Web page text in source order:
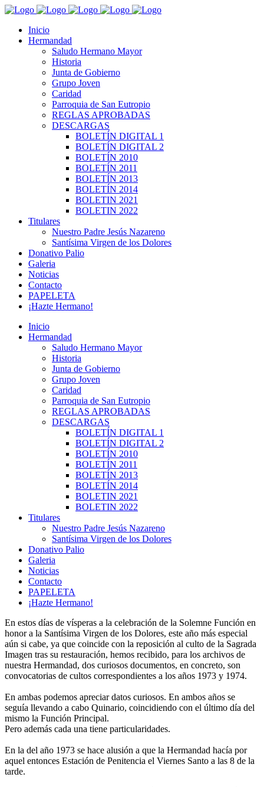
Inicio
Hermandad
Saludo Hermano Mayor
Historia
Junta de Gobierno
Grupo Joven
Caridad
Parroquia de San Eutropio
REGLAS APROBADAS
DESCARGAS
BOLETÍN DIGITAL 1
BOLETÍN DIGITAL 2
BOLETÍN 2010
BOLETÍN 2011
BOLETÍN 2013
BOLETÍN 2014
BOLETIN 2021
BOLETIN 2022
Titulares
Nuestro Padre Jesús Nazareno
Santísima Virgen de los Dolores
Donativo Palio
Galeria
Noticias
Contacto
PAPELETA
¡Hazte Hermano!
Inicio
Hermandad
Saludo Hermano Mayor
Historia
Junta de Gobierno
Grupo Joven
Caridad
Parroquia de San Eutropio
REGLAS APROBADAS
DESCARGAS
BOLETÍN DIGITAL 1
BOLETÍN DIGITAL 2
BOLETÍN 2010
BOLETÍN 2011
BOLETÍN 2013
BOLETÍN 2014
BOLETIN 2021
BOLETIN 2022
Titulares
Nuestro Padre Jesús Nazareno
Santísima Virgen de los Dolores
Donativo Palio
Galeria
Noticias
Contacto
PAPELETA
¡Hazte Hermano!
En estos días de vísperas a la celebración de la Solemne Función en
honor a la Santísima Virgen de los Dolores, este año más especial
aún si cabe, ya que coincide con la reposición al culto de la Sagrada
Imagen tras su restauración, hemos recibido, para los archivos de
nuestra Hermandad, dos curiosos documentos, en concreto, son
convocatorias de cultos correspondientes a los años 1973 y 1974.
En ambas podemos apreciar datos curiosos. En ambos años se
seguía llevando a cabo Quinario, coincidiendo con el último día del
mismo la Función Principal.
Pero además cada una tiene particularidades.
En la del año 1973 se hace alusión a que la Hermandad hacía por
aquel entonces Estación de Penitencia el Viernes Santo a las 8 de la
tarde.